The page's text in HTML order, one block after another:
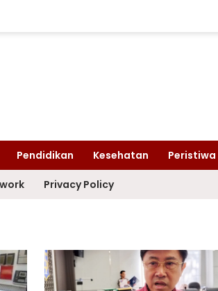
Pendidikan Kesehatan Peristiwa
Privacy Policy